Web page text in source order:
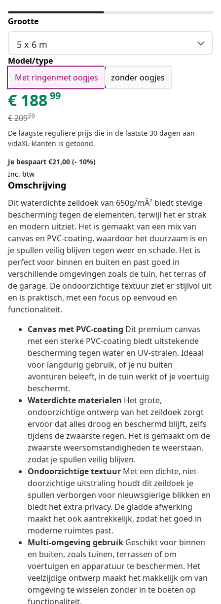
Grootte
5 x 6 m
Model/type
Met ringenmet oogjes
zonder oogjes
€ 18899
€20999
De laagste reguliere prijs die in de laatste 30 dagen aan
vidaXL-klanten is getoond.
Je bespaart €21,00 (- 10%)
Inc. btw
Omschrijving
Dit waterdichte zeildoek van 650g/mÂ² biedt stevige
bescherming tegen de elementen, terwijl het er strak
en modern uitziet. Het is gemaakt van een mix van
canvas en PVC-coating, waardoor het duurzaam is en
je spullen veilig blijven tegen weer en schade. Het is
perfect voor binnen en buiten en past goed in
verschillende omgevingen zoals de tuin, het terras of
de garage. De ondoorzichtige textuur ziet er stijlvol uit
en is praktisch, met een focus op eenvoud en
functionaliteit.
Canvas met PVC-coating Dit premium canvas
met een sterke PVC-coating biedt uitstekende
bescherming tegen water en UV-stralen. Ideaal
voor langdurig gebruik, of je nu buiten
avonturen beleeft, in de tuin werkt of je voertuig
beschermt.
Waterdichte materialen Het grote,
ondoorzichtige ontwerp van het zeildoek zorgt
ervoor dat alles droog en beschermd blijft, zelfs
tijdens de zwaarste regen. Het is gemaakt om de
zwaarste weersomstandigheden te weerstaan,
zodat je spullen veilig blijven.
Ondoorzichtige textuur Met een dichte, niet-
doorzichtige uitstraling houdt dit zeildoek je
spullen verborgen voor nieuwsgierige blikken en
biedt het extra privacy. De gladde afwerking
maakt het ook aantrekkelijk, zodat het goed in
moderne ruimtes past.
Multi-omgeving gebruik Geschikt voor binnen
en buiten, zoals tuinen, terrassen of om
voertuigen en apparatuur te beschermen. Het
veelzijdige ontwerp maakt het makkelijk om van
omgeving te wisselen zonder in te boeten op
functionaliteit.